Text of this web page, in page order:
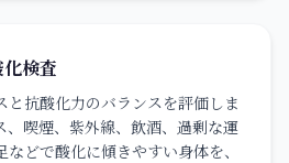
検査
と抗酸化力のバランスを評価しま
、喫煙、紫外線、飲酒、過剰な運
などで酸化に傾きやすい身体を、